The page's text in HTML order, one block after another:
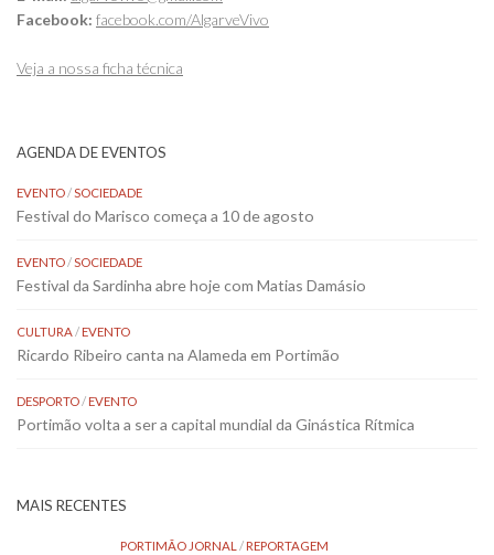
Facebook: facebook.com/AlgarveVivo
Veja a nossa ficha técnica
AGENDA DE EVENTOS
EVENTO/SOCIEDADE
Festival do Marisco começa a 10 de agosto
EVENTO/SOCIEDADE
Festival da Sardinha abre hoje com Matias Damásio
CULTURA/EVENTO
Ricardo Ribeiro canta na Alameda em Portimão
DESPORTO/EVENTO
Portimão volta a ser a capital mundial da Ginástica Rítmica
MAIS RECENTES
PORTIMÃO JORNAL /REPORTAGEM